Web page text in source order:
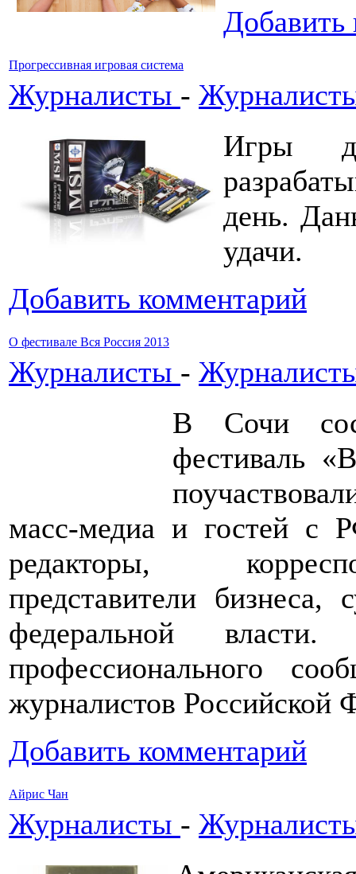
Добавить
Прогрессивная игровая система
Журналисты -
Игры
день.
удачи.
Добавить комментарий
О фестивале Вся Россия 2013
Журналисты -
В Сочи
фестиваль
масс-медиа и гостей с
редакторы,
представители бизнеса,
федеральной
профессионального
журналистов Российской
Добавить комментарий
Айрис Чан
Журналисты -